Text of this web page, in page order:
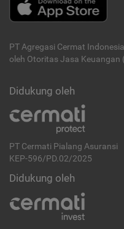
PT Agregasi Cermat Indonesia
oleh Otoritas Jasa Keuangan
Didukung oleh
PT Cermati Pialang Asuransi
KEP-596/PD.02/2025
Didukung oleh